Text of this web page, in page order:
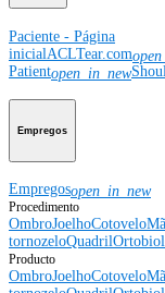
Paciente - Página
inicial ACLTear.com
Patientopen_in_new
Empregos
Empregosopen_in_new
Procedimento
OmbroJoelhoCotovelo
tornozeloQuadril
Producto
OmbroJoelhoCotovelo